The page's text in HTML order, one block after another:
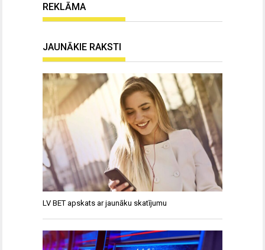
REKLĀMA
JAUNĀKIE RAKSTI
LV BET apskats ar jaunāku skatījumu